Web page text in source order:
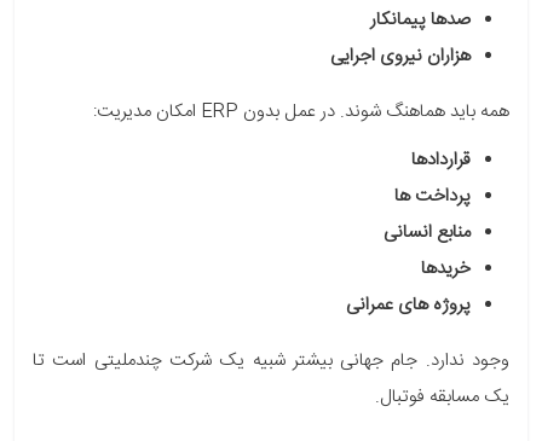
صدها پیمانکار
هزاران نیروی اجرایی
همه باید هماهنگ شوند. در عمل بدون ERP امکان مدیریت:
قراردادها
پرداخت ها
منابع انسانی
خریدها
پروژه های عمرانی
وجود ندارد. جام جهانی بیشتر شبیه یک شرکت چندملیتی است تا
یک مسابقه فوتبال.